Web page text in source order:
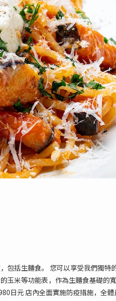
包括生麵食。 您可以享受我們獨特
玉米等功能表，作為生麵食基礎的
日元 店內全面實施防疫措施，全